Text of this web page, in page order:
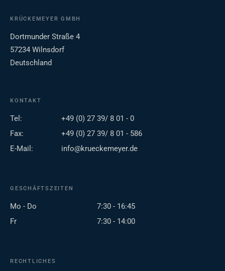
KRÜCKEMEYER GMBH
Dortmunder Straße 4
57234 Wilnsdorf
Deutschland
KONTAKT
Tel:
+49 (0) 27 39/ 8 01 - 0
Fax:
+49 (0) 27 39/ 8 01 - 586
E-Mail:
info@krueckemeyer.de
GESCHÄFTSZEITEN
Mo - Do
7:30 - 16:45
Fr
7:30 - 14:00
RECHTLICHES